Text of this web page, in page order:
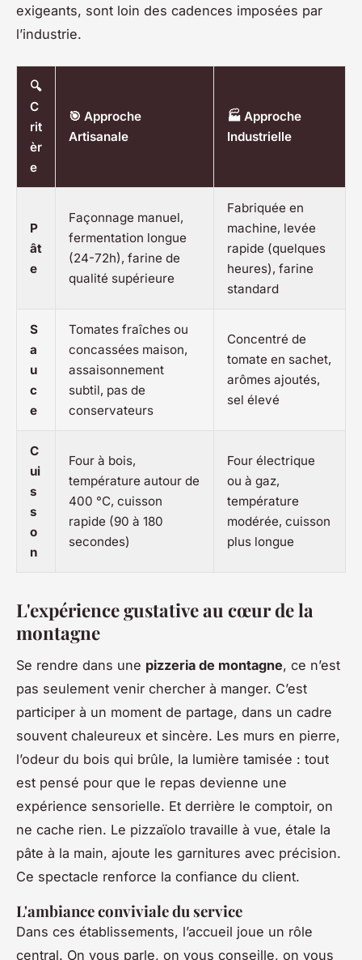
exigeants, sont loin des cadences imposées par
l’industrie.
🔍
C
rit
èr
e
🎯 Approche
Artisanale
🏭 Approche
Industrielle
P
ât
e
Façonnage manuel,
fermentation longue
(24-72h), farine de
qualité supérieure
Fabriquée en
machine, levée
rapide (quelques
heures), farine
standard
S
a
u
c
e
Tomates fraîches ou
concassées maison,
assaisonnement
subtil, pas de
conservateurs
Concentré de
tomate en sachet,
arômes ajoutés,
sel élevé
C
ui
s
s
o
n
Four à bois,
température autour de
400 °C, cuisson
rapide (90 à 180
secondes)
Four électrique
ou à gaz,
température
modérée, cuisson
plus longue
L'expérience gustative au cœur de la
montagne
Se rendre dans une pizzeria de montagne, ce n’est
pas seulement venir chercher à manger. C’est
participer à un moment de partage, dans un cadre
souvent chaleureux et sincère. Les murs en pierre,
l’odeur du bois qui brûle, la lumière tamisée : tout
est pensé pour que le repas devienne une
expérience sensorielle. Et derrière le comptoir, on
ne cache rien. Le pizzaïolo travaille à vue, étale la
pâte à la main, ajoute les garnitures avec précision.
Ce spectacle renforce la confiance du client.
L'ambiance conviviale du service
Dans ces établissements, l’accueil joue un rôle
central. On vous parle, on vous conseille, on vous